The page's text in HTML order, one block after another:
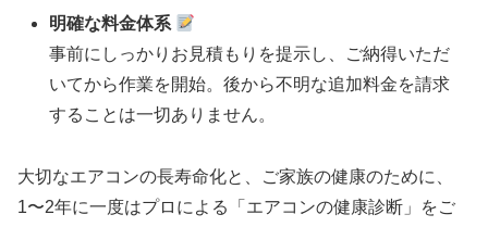
明確な料金体系
事前にしっかりお見積もりを提示し、ご納得いただ
いてから作業を開始。後から不明な追加料金を請求
することは一切ありません。
大切なエアコンの長寿命化と、ご家族の健康のために、
1〜2年に一度はプロによる「エアコンの健康診断」をご